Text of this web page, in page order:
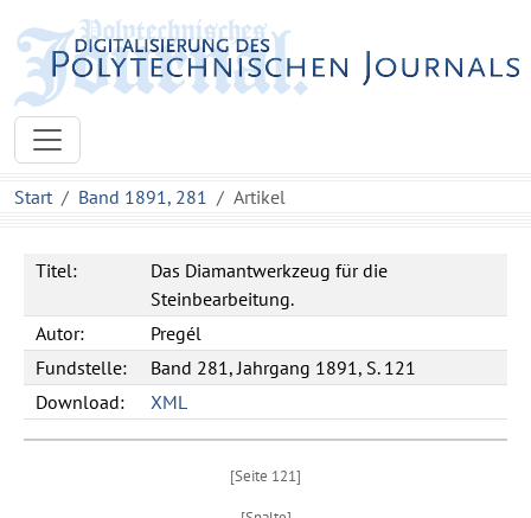
Start Band 1891, 281 Artikel
Titel:
Das Diamantwerkzeug für die
Steinbearbeitung.
Autor:
Pregél
Fundstelle:
Band 281, Jahrgang 1891, S. 121
Download:
XML